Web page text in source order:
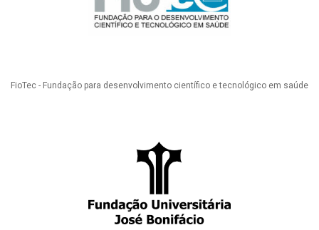
FioTec - Fundação para desenvolvimento científico e tecnológico em saúde